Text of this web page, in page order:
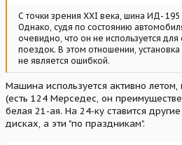
С точки зрения XXI века, шина ИД-
Однако, судя по состоянию
очевидно, что он не используется
поездок. В этом отношении,
не является ошибкой.
Машина используется активно летом,
(есть 124 Мерседес, он
белая 21-ая. На 24-ку ставится
дисках, а эти "по праздникам".